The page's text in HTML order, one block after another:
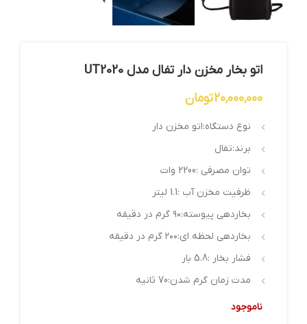
اتو بخار مخزن دار تفال مدل UT2020
20,000,000تومان
نوع دستگاه:اتو مخزن دار
برند:تفال
توان مصرفی :2200 وات
ظرفیت مخزن آب :1.1 لیتر
بخاردهی پیوسته:۹۰ گرم در دقیقه
بخاردهی لحظه ای:۲۰۰ گرم در دقیقه
فشار بخار :5.8 بار
مدت زمان گرم شدن:70 ثانیه
ناموجود